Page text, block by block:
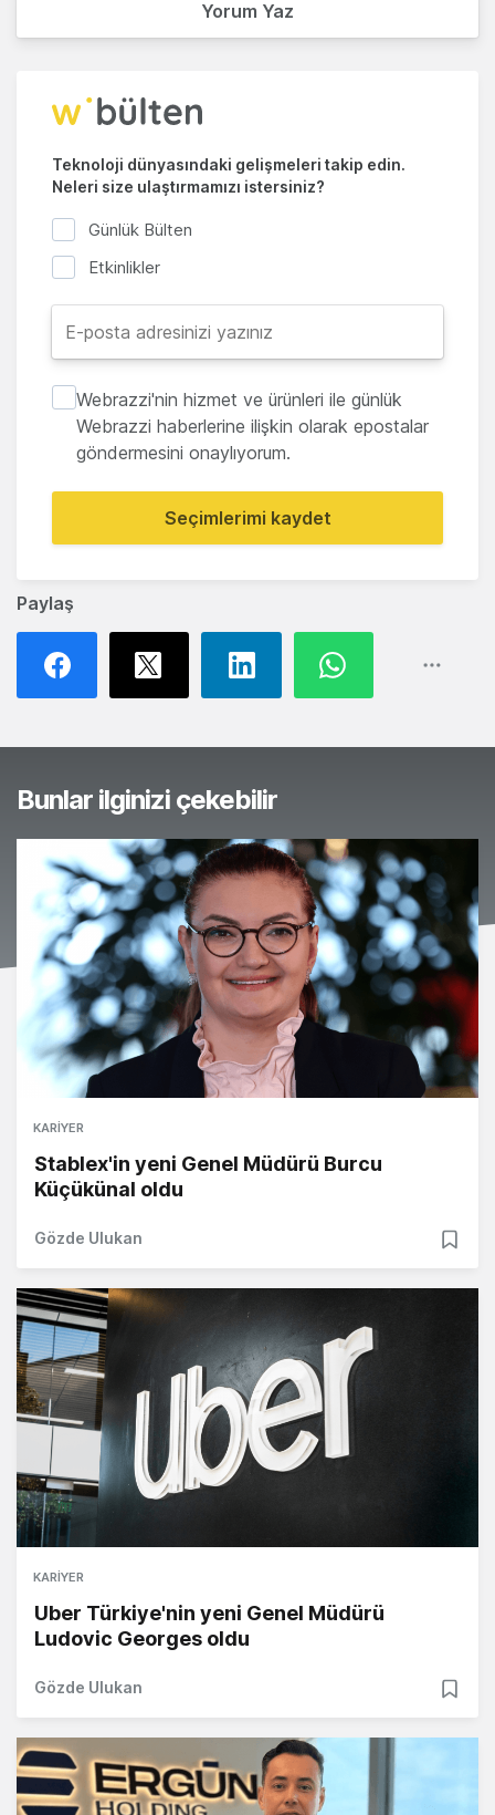
Paylaş
Yorum Yaz
Teknoloji dünyasındaki gelişmeleri takip edin.
Neleri size ulaştırmamızı istersiniz?
Günlük Bülten
Etkinlikler
Webrazzi'nin hizmet ve ürünleri ile günlük
Webrazzi haberlerine ilişkin olarak epostalar
göndermesini onaylıyorum.
Seçimlerimi kaydet
Bunlar ilginizi çekebilir
KARIYER
Stablex'in yeni Genel Müdürü Burcu
Küçükünal oldu
Gözde Ulukan
KARIYER
Uber Türkiye'nin yeni Genel Müdürü
Ludovic Georges oldu
Gözde Ulukan